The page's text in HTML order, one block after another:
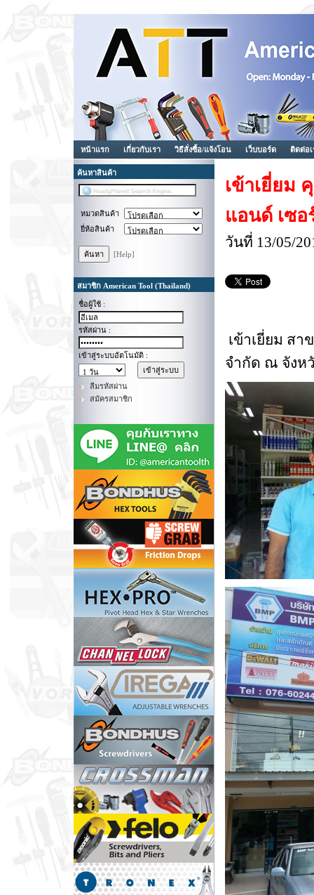
หน้าแรก เกี่ยวกับเรา วิธีสั่งซื้อ/แจ้งโอน เว็บบอร์ด ติดต่อเ
ค้นหาสินค้า
หมวดสินค้า
ยี่ห้อสินค้า
[Help]
สมาชิก American Tool (Thailand)
ชื่อผู้ใช้ :
รหัสผ่าน :
เข้าสู่ระบบอัตโนมัติ :
ลืมรหัสผ่าน
สมัครสมาชิก
เข้าเยี่ยม
แอนด์ เซอ
วันที่ 13/05/
เข้าเยี่ยม ส
จำกัด ณ จังห